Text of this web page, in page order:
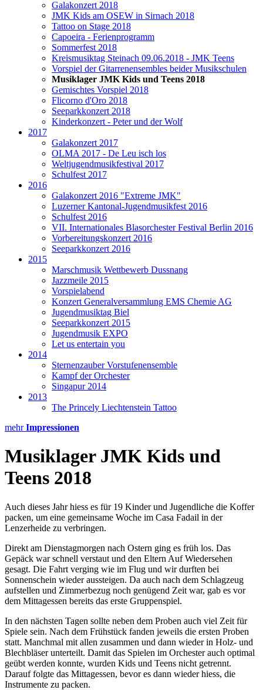
Galakonzert 2018
JMK Kids am OSEW in Sirnach 2018
Tattoo on Stage 2018
Capoeira - Ferienprogramm
Sommerfest 2018
Kreismusiktag Steinach 09.06.2018 - JMK Teens
Vorspiel der Gitarrenensembles beider Musikschulen
Musiklager JMK Kids und Teens 2018
Gemischtes Vorspiel 2018
Flicorno d'Oro 2018
Seeparkkonzert 2018
Kinderkonzert - Peter und der Wolf
2017
Galakonzert 2017
OLMA 2017 - De Leu isch los
Weltjugendmusikfestival 2017
Schulfest 2017
2016
Galakonzert 2016 "Extreme JMK"
Luzerner Kantonal-Jugendmusikfest 2016
Schulfest 2016
VII. Internationales Blasorchester Festival Berlin 2016
Vorbereitungskonzert 2016
Seeparkkonzert 2016
2015
Marschmusik Wettbewerb Dussnang
Jazzmeile 2015
Vorspielabend
Konzert Generalversammlung EMS Chemie AG
Jugendmusiktag Biel
Seeparkkonzert 2015
Jugendmusik EXPO
Let us entertain you
2014
Sternenzauber Vorstufenensemble
Kampf der Orchester
Singapur 2014
2013
The Princely Liechtenstein Tattoo
mehrImpressionen
Musiklager JMK Kids und
Teens 2018
Auch dieses Jahr hiess es für 19 Kinder und Jugendliche die Koffer
packen, um eine gemeinsame Woche im Casa Fadail in der
Lenzerheide zu verbringen.
Direkt am Dienstagmorgen nach Ostern ging es früh los. Das
Gepäck war schnell verstaut und den Eltern Auf Wiedersehen
gesagt. Die Fahrt verging wie im Flug und wir durften bei
Sonnenschein wieder aussteigen. Da auch nach dem Schlagzeug
aufstellen und Zimmerbezug noch genügend Zeit war, gab es vor
dem Mittagessen bereits das erste Gruppenspiel.
In den nächsten Tagen sollte neben dem Proben auch viel Zeit für
Spiele sein. Nach dem Frühstück fanden jeweils die ersten Proben
statt. Manchmal mit allen zusammen und dann wieder in Holz- und
Blechbläser unterteilt. Damit das Spielen im Orchester auch optimal
geübt werden konnte, wurden Kids und Teens nicht getrennt.
Darauf folgte das Mittagessen, bevor es dann wieder hiess, die
Instrumente zu packen.